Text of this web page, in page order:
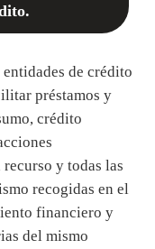
de crédito
préstamos y
crédito
y todas las
recogidas en el
financiero y
del mismo